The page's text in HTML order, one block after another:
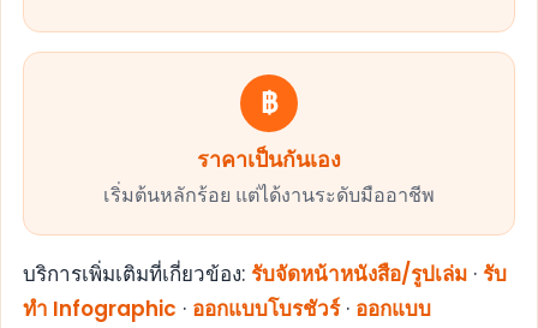
฿
ราคาเป็นกันเอง
เริ่มต้นหลักร้อย แต่ได้งานระดับมืออาชีพ
บริการเพิ่มเติมที่เกี่ยวข้อง: รับจัดหน้าหนังสือ/รูปเล่ม · รับ
ทำ Infographic · ออกแบบโบรชัวร์· ออกแบบ